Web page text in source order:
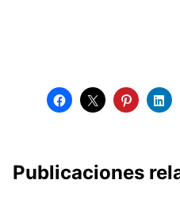
Publicaciones